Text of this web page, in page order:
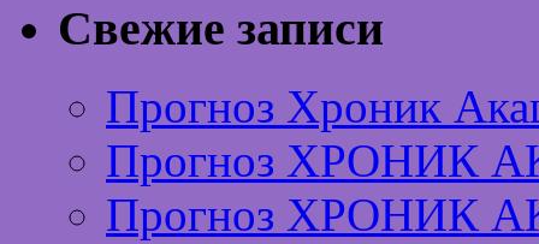
Свежие записи
Прогноз Хроник
Прогноз ХРОНИК
Прогноз ХРОНИК